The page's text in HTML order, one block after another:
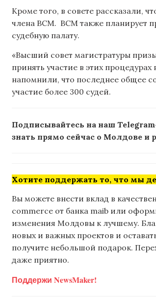
Кроме того, в совете рассказали,
члена ВСМ. ВСМ также планирует
судебную палату.
«Высший совет магистратуры
принять участие в этих
напомнили, что последнее общее
участие более 300 судей.
Подписывайтесь на наш
знать прямо сейчас о Молдове и
Хотите поддержать то, что мы
Вы можете внести вклад в
commerce от банка maib или
изменения Молдовы к лучшему.
новых и важных проектов и
получите небольшой подарок.
даже приятно.
Поддержи NewsMaker!